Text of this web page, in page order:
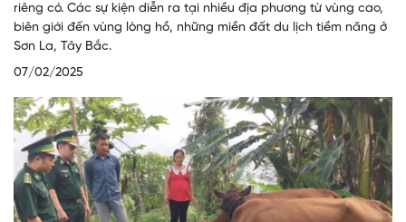
riêng có. Các sự kiện diễn ra tại nhiều địa phương từ vùng cao,
biên giới đến vùng lòng hồ, những miền đất du lịch tiềm năng ở
Sơn La, Tây Bắc.
07/02/2025